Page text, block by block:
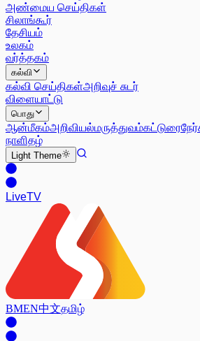
அண்மைய செய்திகள்
சிலாங்கூர்
தேசியம்
உலகம்
வர்த்தகம்
கல்வி
கல்வி செய்திகள்அறிவுச் சுடர்
விளையாட்டு
பொது
ஆன்மீகம்அறிவியல்மருத்துவம்கட்டுரை
நாளிதழ்
Light Theme
LiveTV
BMEN中文தமிழ்